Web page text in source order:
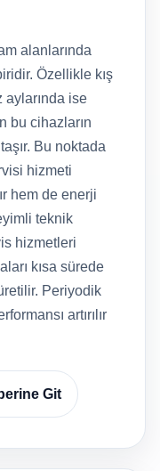
alanlarında
Özellikle kış
aylarında ise
bu cihazların
Bu noktada
hizmeti
hem de enerji
teknik
hizmetleri
kısa sürede
Periyodik
artırılır
Git